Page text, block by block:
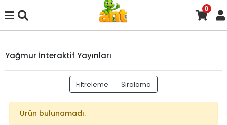
0
Yağmur İnteraktif Yayınları
Filtreleme Sıralama
Ürün bulunamadı.